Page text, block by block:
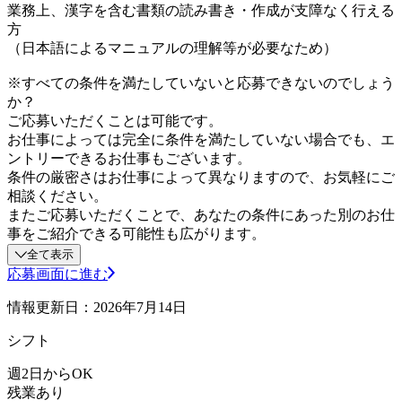
業務上、漢字を含む書類の読み書き・作成が支障なく行える
方
（日本語によるマニュアルの理解等が必要なため）
※すべての条件を満たしていないと応募できないのでしょう
か？
ご応募いただくことは可能です。
お仕事によっては完全に条件を満たしていない場合でも、エ
ントリーできるお仕事もございます。
条件の厳密さはお仕事によって異なりますので、お気軽にご
相談ください。
またご応募いただくことで、あなたの条件にあった別のお仕
事をご紹介できる可能性も広がります。
全て表示
応募画面に進む
情報更新日：2026年7月14日
シフト
週2日からOK
残業あり